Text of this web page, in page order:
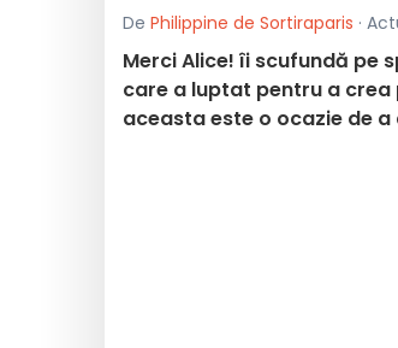
De Philippine de Sortiraparis ·
Merci Alice! îi scufundă pe
care a luptat pentru a crea
aceasta este o ocazie de